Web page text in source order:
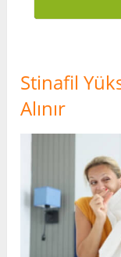
Stinafil
Alınır